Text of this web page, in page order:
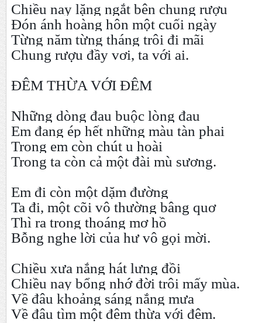
Chiều nay lặng ngắt bên chung rượu
Đón ánh hoàng hôn một cuối ngày
Từng năm từng tháng trôi đi mãi
Chung rượu đầy vơi, ta với ai.
ĐÊM THỪA VỚI ĐÊM
Những dòng đau buộc lòng đau
Em đang ép hết những màu tàn phai
Trong em còn chút u hoài
Trong ta còn cả một đài mù sương.
Em đi còn một dặm đường
Ta đi, một cõi vô thường bâng quơ
Thì ra trong thoáng mơ hồ
Bỗng nghe lời của hư vô gọi mời.
Chiều xưa nắng hát lưng đồi
Chiều nay bổng nhớ đời trôi mấy mùa.
Về đâu khoảng sáng nắng mưa
Về đâu tìm một đêm thừa với đêm.